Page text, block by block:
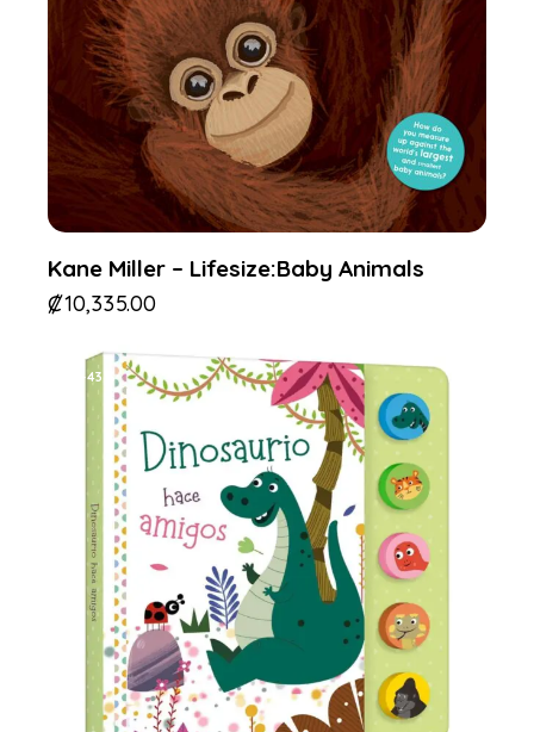
Kane Miller – Lifesize:Baby Animals
₡10,335.00
-43%